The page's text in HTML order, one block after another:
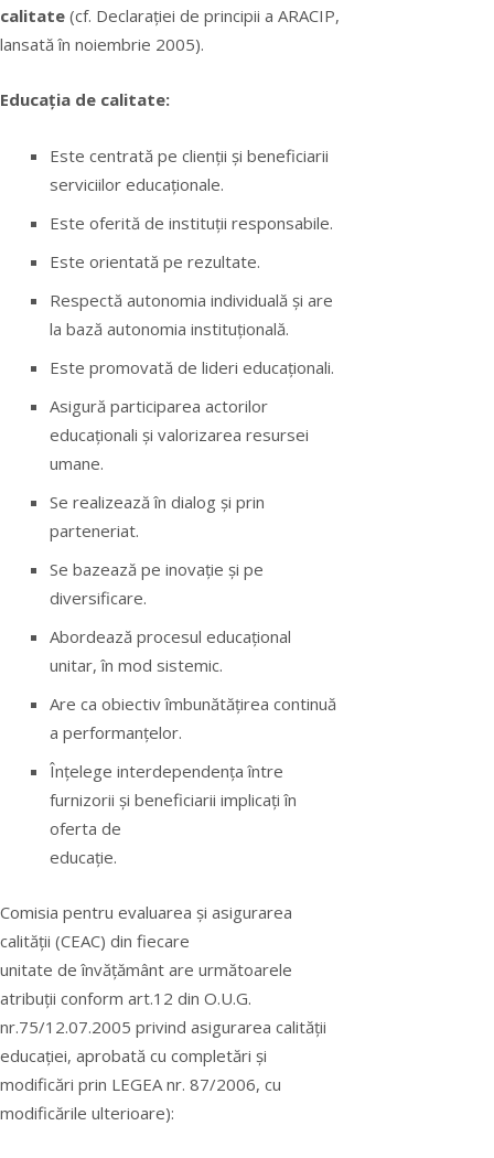
calitate (cf. Declarației de principii a ARACIP,
lansată în noiembrie 2005).
Educația de calitate:
Este centrată pe clienții şi beneficiarii
serviciilor educaționale.
Este oferită de instituții responsabile.
Este orientată pe rezultate.
Respectă autonomia individuală şi are
la bază autonomia instituțională.
Este promovată de lideri educaționali.
Asigură participarea actorilor
educaționali şi valorizarea resursei
umane.
Se realizează în dialog şi prin
parteneriat.
Se bazează pe inovație şi pe
diversificare.
Abordează procesul educațional
unitar, în mod sistemic.
Are ca obiectiv îmbunătățirea continuă
a performanțelor.
Înțelege interdependența între
furnizorii şi beneficiarii implicați în
oferta de
educație.
Comisia pentru evaluarea şi asigurarea
calității (CEAC) din fiecare
unitate de învățământ are următoarele
atribuții conform art.12 din O.U.G.
nr.75/12.07.2005 privind asigurarea calității
educației, aprobată cu completări şi
modificări prin LEGEA nr. 87/2006, cu
modificările ulterioare):